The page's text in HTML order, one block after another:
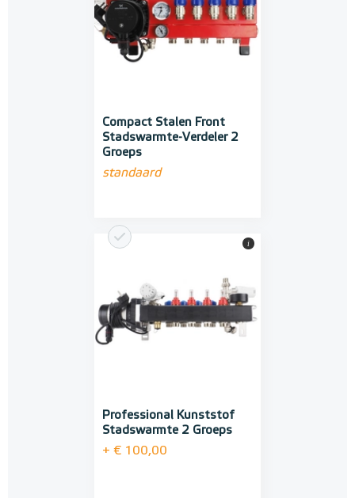
Compact Stalen Front
Stadswarmte-Verdeler 2
Groeps
standaard
Professional Kunststof
Stadswarmte 2 Groeps
+ € 100,00
i